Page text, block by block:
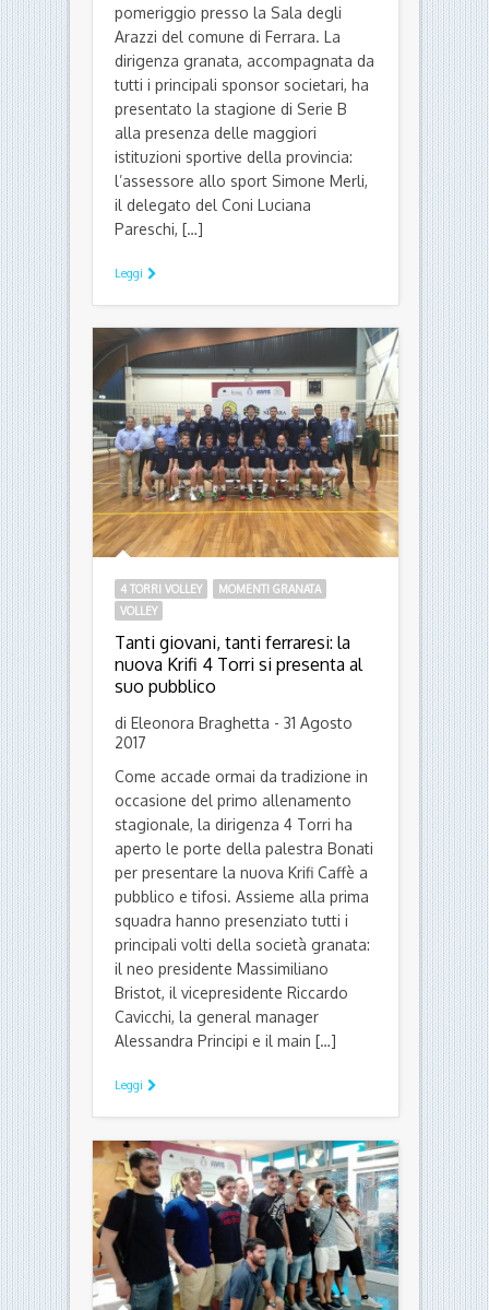
pomeriggio presso la Sala degli
Arazzi del comune di Ferrara. La
dirigenza granata, accompagnata da
tutti i principali sponsor societari, ha
presentato la stagione di Serie B
alla presenza delle maggiori
istituzioni sportive della provincia:
l’assessore allo sport Simone Merli,
il delegato del Coni Luciana
Pareschi, […]
Leggi
4 TORRI VOLLEY
MOMENTI GRANATA
VOLLEY
Tanti giovani, tanti ferraresi: la
nuova Krifi 4 Torri si presenta al
suo pubblico
di Eleonora Braghetta - 31 Agosto
2017
Come accade ormai da tradizione in
occasione del primo allenamento
stagionale, la dirigenza 4 Torri ha
aperto le porte della palestra Bonati
per presentare la nuova Krifi Caffè a
pubblico e tifosi. Assieme alla prima
squadra hanno presenziato tutti i
principali volti della società granata:
il neo presidente Massimiliano
Bristot, il vicepresidente Riccardo
Cavicchi, la general manager
Alessandra Principi e il main […]
Leggi